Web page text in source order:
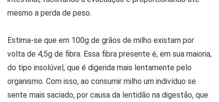
mesmo a perda de peso.
Estima-se que em 100g de grãos de milho existam por
volta de 4,5g de fibra. Essa fibra presente é, em sua maioria,
do tipo insolúvel, que é digerida mais lentamente pelo
organismo. Com isso, ao consumir milho um indivíduo se
sente mais saciado, por causa da lentidão na digestão, que